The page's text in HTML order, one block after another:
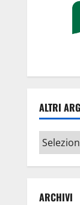
ALTRI
Altri
ARCHIVI